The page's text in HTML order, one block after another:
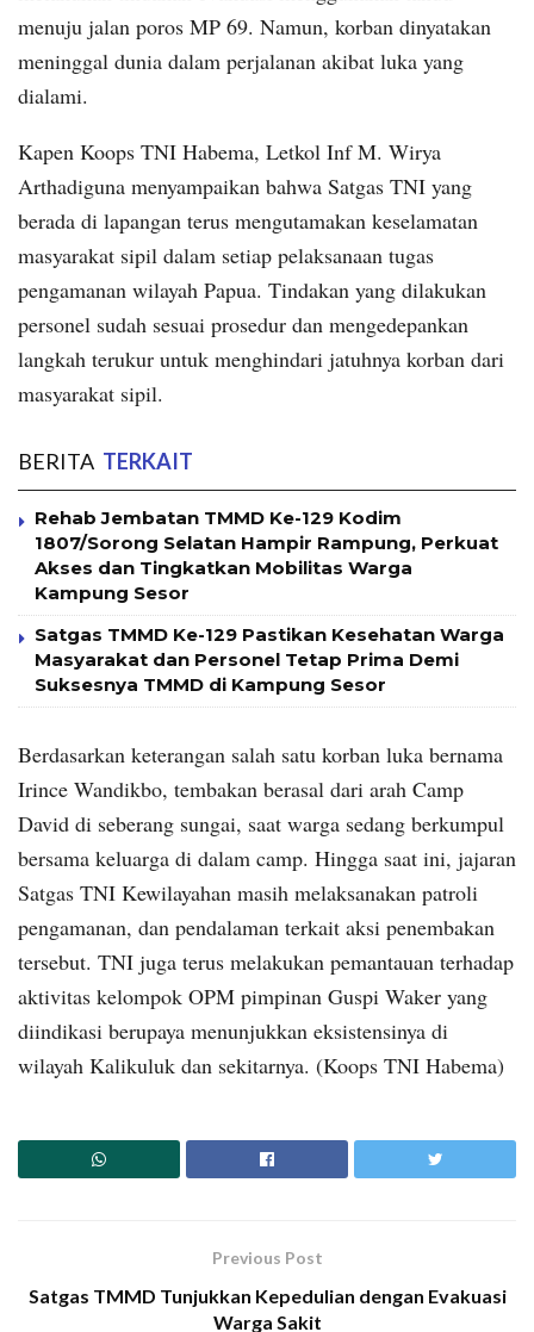
menuju jalan poros MP 69. Namun, korban dinyatakan
meninggal dunia dalam perjalanan akibat luka yang
dialami.
Kapen Koops TNI Habema, Letkol Inf M. Wirya
Arthadiguna menyampaikan bahwa Satgas TNI yang
berada di lapangan terus mengutamakan keselamatan
masyarakat sipil dalam setiap pelaksanaan tugas
pengamanan wilayah Papua. Tindakan yang dilakukan
personel sudah sesuai prosedur dan mengedepankan
langkah terukur untuk menghindari jatuhnya korban dari
masyarakat sipil.
BERITA TERKAIT
Rehab Jembatan TMMD Ke-129 Kodim
1807/Sorong Selatan Hampir Rampung, Perkuat
Akses dan Tingkatkan Mobilitas Warga
Kampung Sesor
Satgas TMMD Ke-129 Pastikan Kesehatan Warga
Masyarakat dan Personel Tetap Prima Demi
Suksesnya TMMD di Kampung Sesor
Berdasarkan keterangan salah satu korban luka bernama
Irince Wandikbo, tembakan berasal dari arah Camp
David di seberang sungai, saat warga sedang berkumpul
bersama keluarga di dalam camp. Hingga saat ini, jajaran
Satgas TNI Kewilayahan masih melaksanakan patroli
pengamanan, dan pendalaman terkait aksi penembakan
tersebut. TNI juga terus melakukan pemantauan terhadap
aktivitas kelompok OPM pimpinan Guspi Waker yang
diindikasi berupaya menunjukkan eksistensinya di
wilayah Kalikuluk dan sekitarnya. (Koops TNI Habema)
Previous Post
Satgas TMMD Tunjukkan Kepedulian dengan Evakuasi
Warga Sakit